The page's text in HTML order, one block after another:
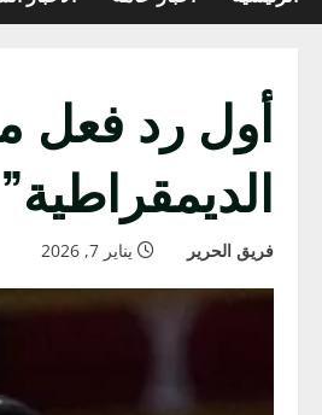
أول رد فعل
فريق الحرير يناير 7, 2026